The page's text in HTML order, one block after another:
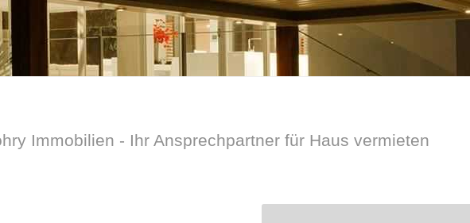
Immobilien - Ihr Ansprechpartner für Haus vermieten